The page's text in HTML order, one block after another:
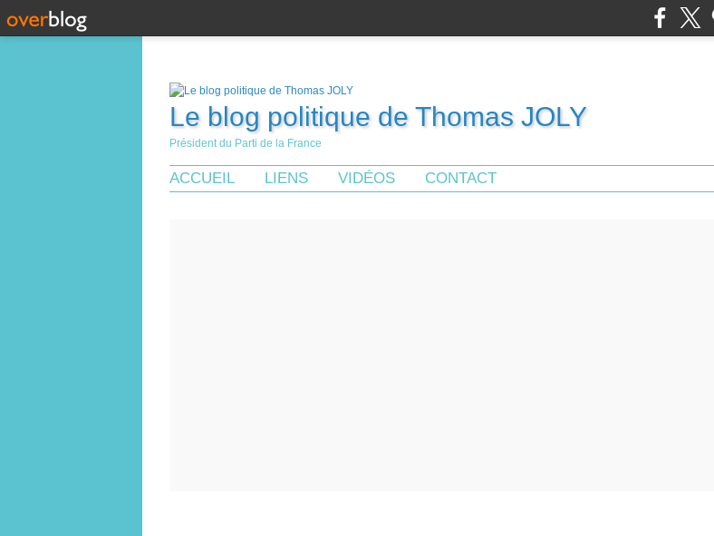
Le blog politique de Thomas JOLY
Président du Parti de la France
ACCUEIL LIENS VIDÉOS CONTACT